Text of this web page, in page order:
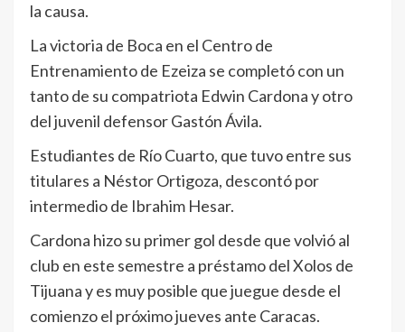
la causa.
La victoria de Boca en el Centro de
Entrenamiento de Ezeiza se completó con un
tanto de su compatriota Edwin Cardona y otro
del juvenil defensor Gastón Ávila.
Estudiantes de Río Cuarto, que tuvo entre sus
titulares a Néstor Ortigoza, descontó por
intermedio de Ibrahim Hesar.
Cardona hizo su primer gol desde que volvió al
club en este semestre a préstamo del Xolos de
Tijuana y es muy posible que juegue desde el
comienzo el próximo jueves ante Caracas.